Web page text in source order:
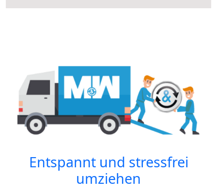
Entspannt und stressfrei
umziehen